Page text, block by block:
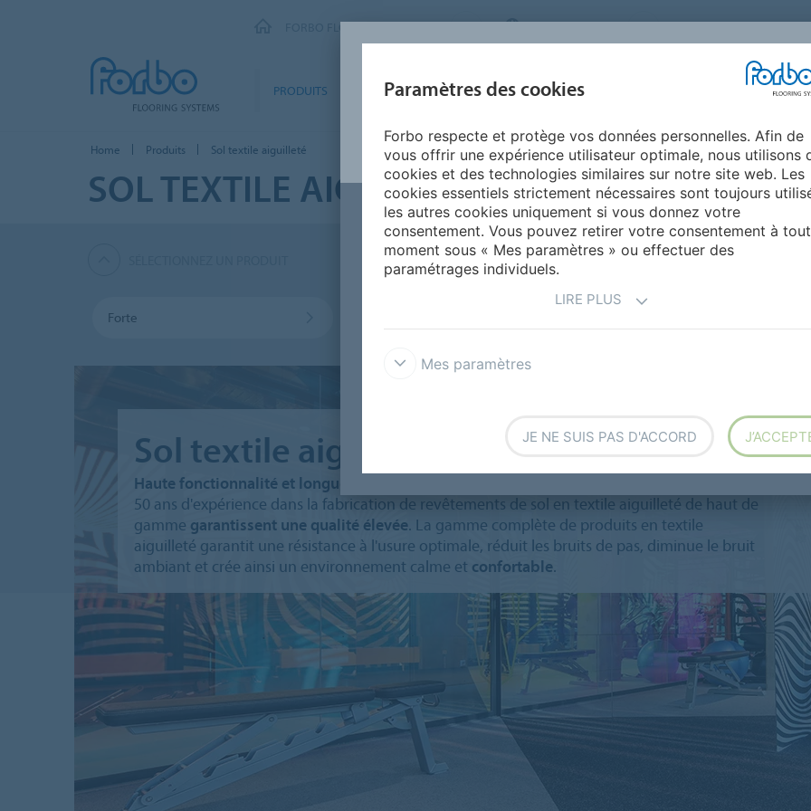
FORBO FLOORING SYSTEMS SWITZERLAND
PRODUITS SEGMENTS RÉFÉRENCES ENVIRONNEMENT
CENTRE DE
TÉLÉCHARGEMENT
Home Produits Sol textile aiguilleté
SOL TEXTILE AIGUILLETÉ
Forte
Sol textile aiguilleté
Haute fonctionnalité et longue expérience
50 ans d'expérience dans la fabrication de revêtements de sol en textile aiguilleté de haut de
gamme garantissent une qualité élevée. La gamme complète de produits en textile
aiguilleté garantit une résistance à l'usure optimale, réduit les bruits de pas, diminue le bruit
ambiant et crée ainsi un environnement calme et confortable.
Paramètres des cookies
Forbo respecte et protège vos données personnelles. Afin de
vous offrir une expérience utilisateur optimale, nous utilisons
cookies et des technologies similaires sur notre site web. Les
cookies essentiels strictement nécessaires sont toujours
les autres cookies uniquement si vous donnez votre
consentement. Vous pouvez retirer votre consentement à tout
moment sous « Mes paramètres » ou effectuer des
paramétrages individuels.
LIRE PLUS
Mes paramètres
JE NE SUIS PAS D'ACCORD